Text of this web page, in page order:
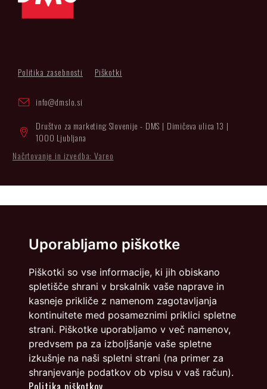
Uporabljamo piškotke
Piškotki so vse informacije, ki jih obiskano
spletišče shrani v brskalnik vaše naprave in
kasneje prikliče z namenom zagotavljanja
kontinuitete med posameznimi priklici spletne
strani. Piškotke uporabljamo v več namenov,
predvsem pa za izboljšanje vaše spletne
izkušnje na naši spletni strani (na primer za
shranjevanje podatkov ob vpisu v vaš račun).
Politika zasebnosti Piškotki
info@dmslo.si
Društvo za marketing Slovenije - DMS | Dimičeva ulica 13 |
1000 Ljubljana
Načrtovanje in izvedba: Vareo